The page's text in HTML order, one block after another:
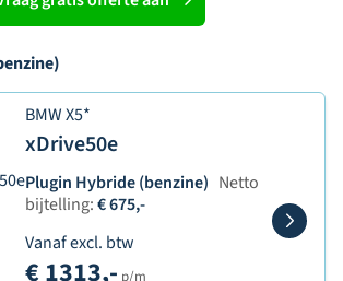
BMW X5*
xDrive50e
Plugin Hybride (benzine) Netto
bijtelling:€ 675,-
Vanaf excl. btw
€ 1313,- p/m